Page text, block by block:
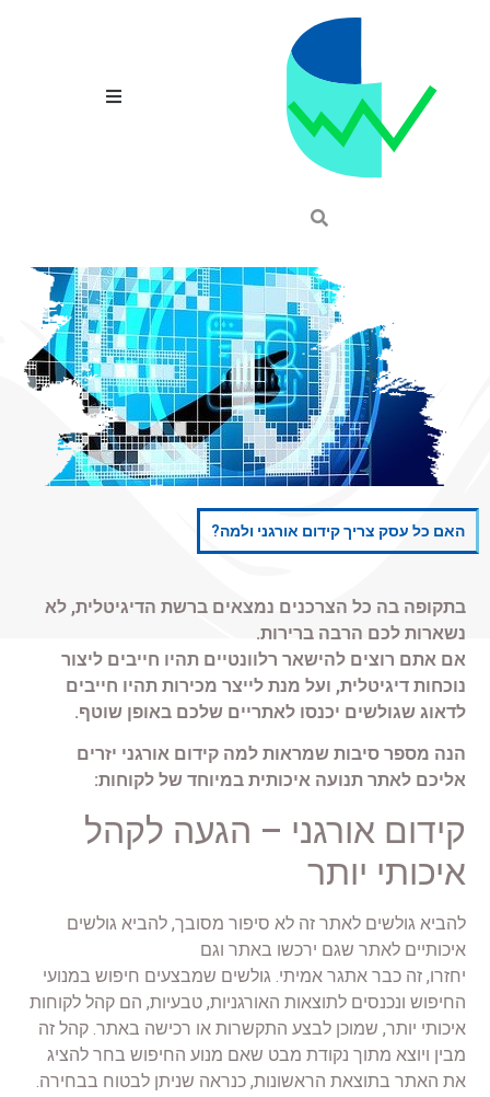
האם כל עסק צריך קידום אורגני ולמה?
בתקופה בה כל הצרכנים נמצאים ברשת הדיגיטלית, לא
נשארות לכם הרבה ברירות.
אם אתם רוצים להישאר רלוונטיים תהיו חייבים ליצור
נוכחות דיגיטלית, ועל מנת לייצר מכירות תהיו חייבים
לדאוג שגולשים יכנסו לאתריים שלכם באופן שוטף.
הנה מספר סיבות שמראות למה קידום אורגני יזרים
אליכם לאתר תנועה איכותית במיוחד של לקוחות:
קידום אורגני – הגעה לקהל
איכותי יותר
להביא גולשים לאתר זה לא סיפור מסובך, להביא גולשים
איכותיים לאתר שגם ירכשו באתר וגם
יחזרו, זה כבר אתגר אמיתי. גולשים שמבצעים חיפוש במנועי
החיפוש ונכנסים לתוצאות האורגניות, טבעיות, הם קהל לקוחות
איכותי יותר, שמוכן לבצע התקשרות או רכישה באתר. קהל זה
מבין ויוצא מתוך נקודת מבט שאם מנוע החיפוש בחר להציג
את האתר בתוצאת הראשונות, כנראה שניתן לבטוח בבחירה.